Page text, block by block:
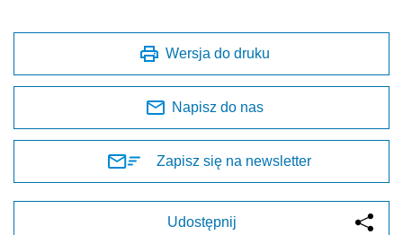
Wersja do druku
Napisz do nas
Zapisz się na newsletter
Udostępnij